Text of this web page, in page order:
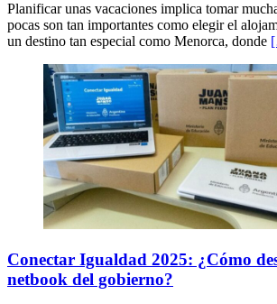
Planificar unas vacaciones implica tomar
pocas son tan importantes como elegir el
un destino tan especial como Menorca, donde
Conectar Igualdad 2025: ¿Cómo
netbook del gobierno?